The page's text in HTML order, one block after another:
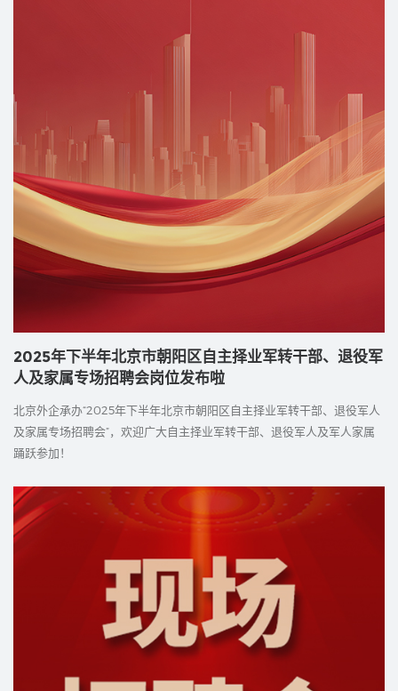
2025年下半年北京市朝阳区自主择业军转干部、退役军
人及家属专场招聘会岗位发布啦
北京外企承办“2025年下半年北京市朝阳区自主择业军转干部、退役军人
及家属专场招聘会”，欢迎广大自主择业军转干部、退役军人及军人家属
踊跃参加！